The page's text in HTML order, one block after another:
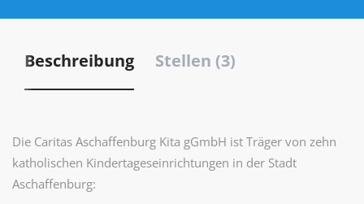
Beschreibung Stellen (3)
Die Caritas Aschaffenburg Kita gGmbH ist Träger von zehn
katholischen Kindertageseinrichtungen in der Stadt
Aschaffenburg: